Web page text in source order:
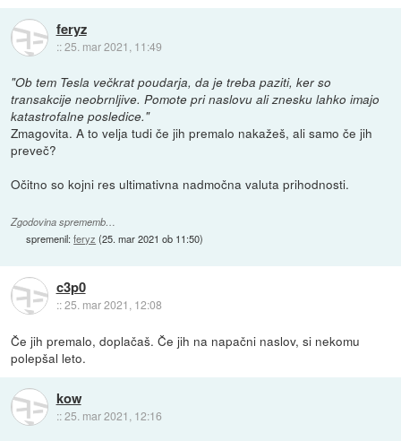
feryz
::25. mar 2021, 11:49
"Ob tem Tesla večkrat poudarja, da je treba paziti, ker so
transakcije neobrnljive. Pomote pri naslovu ali znesku lahko imajo
katastrofalne posledice."
Zmagovita. A to velja tudi če jih premalo nakažeš, ali samo če jih
preveč?
Očitno so kojni res ultimativna nadmočna valuta prihodnosti.
Zgodovina sprememb…
spremenil:feryz (25. mar 2021 ob 11:50)
c3p0
::25. mar 2021, 12:08
Če jih premalo, doplačaš. Če jih na napačni naslov, si nekomu
polepšal leto.
kow
::25. mar 2021, 12:16